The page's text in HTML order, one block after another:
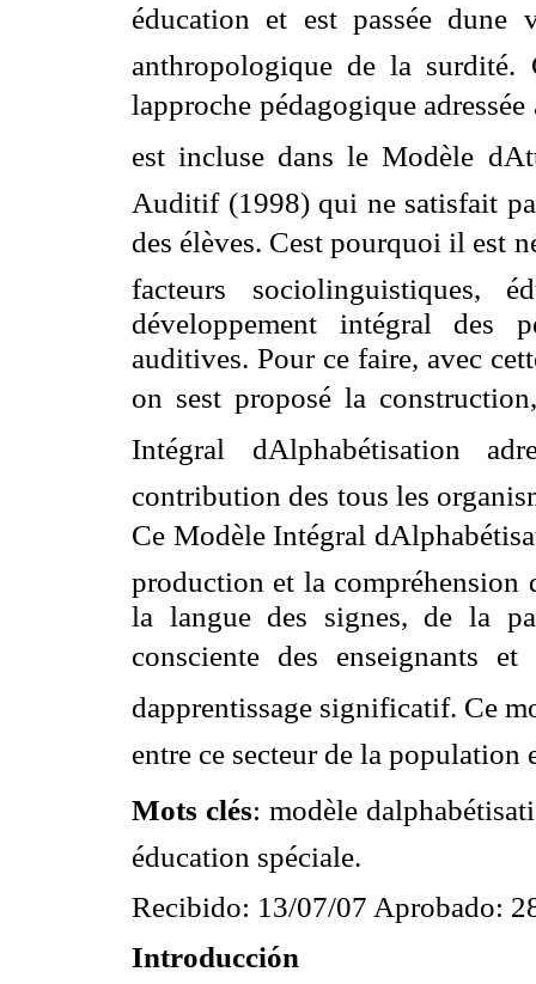
éducation et est passée
anthropologique de la surdité.
lapproche pédagogique
est incluse dans le Modèle
Auditif (1998) qui ne satisfait
des élèves. Cest pourquoi il est
facteurs sociolinguistiques,
développement intégral des
auditives. Pour ce faire, avec
on sest proposé la
Intégral dAlphabétisation
contribution des tous les
Ce Modèle Intégral
production et la compréhension
la langue des signes, de la
consciente des enseignants
dapprentissage significatif. Ce
entre ce secteur de la population
Mots clés: modèle
éducation spéciale.
Recibido: 13/07/07 Aprobado:
Introducción